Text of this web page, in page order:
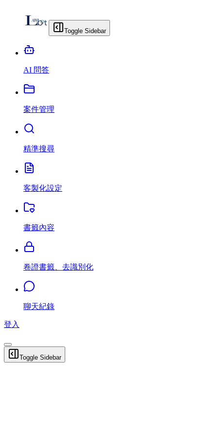
Toggle Sidebar
AI 問答
案件管理
精準搜尋
客製化設定
書籤內容
卷證書籤、去識別化
聊天紀錄
登入
Toggle Sidebar